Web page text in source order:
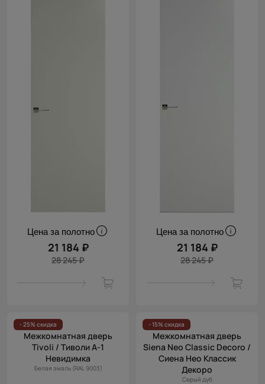
Цена за полотно
21 184 ₽
28 245 ₽
Цена за полотно
21 184 ₽
28 245 ₽
- 25% скидка
Межкомнатная дверь
Tivoli / Тиволи А-1
Невидимка
Белая эмаль (RAL 9003)
- 15% скидка
Межкомнатная дверь
Siena Neo Classic Decoro /
Сиена Нео Классик
Декоро
Серый дуб